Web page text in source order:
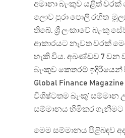
අමානා බැංකුව යළිත්
ලොව පුරා පොලී රහිත මූල්‍ය
තිබේ. ශ්‍රී ලංකාවේ
ආකාරයට නැවත වරක්
හැකි විය. අඛණ්ඩව 7 වන
බැංකුව කෙතරම්
Global Finance
විශිෂ්ටතම බැංකු’ සම්මාන
සම්මානය හිමිකර ගැනීමට
මෙම සම්මානය පිළිබඳව